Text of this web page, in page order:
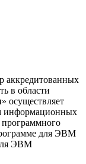
аккредитованных
в области
осуществляет
информационных
программного
для ЭВМ
ЭВМ